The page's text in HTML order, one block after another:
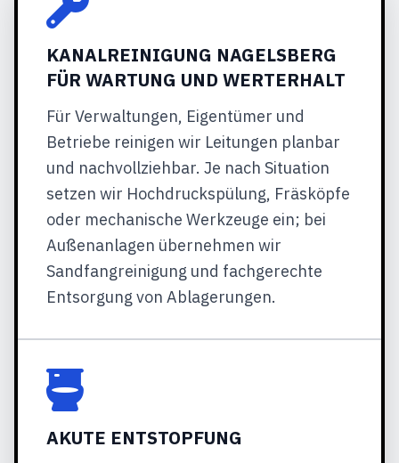
KANALREINIGUNG NAGELSBERG
FÜR WARTUNG UND WERTERHALT
Für Verwaltungen, Eigentümer und
Betriebe reinigen wir Leitungen planbar
und nachvollziehbar. Je nach Situation
setzen wir Hochdruckspülung, Fräsköpfe
oder mechanische Werkzeuge ein; bei
Außenanlagen übernehmen wir
Sandfangreinigung und fachgerechte
Entsorgung von Ablagerungen.
AKUTE ENTSTOPFUNG